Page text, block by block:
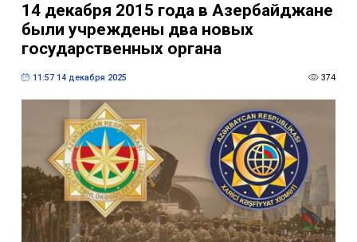
14 декабря 2015 года в Азербайджане
были учреждены два новых
государственных органа
11:57 14 декабря 2025 374